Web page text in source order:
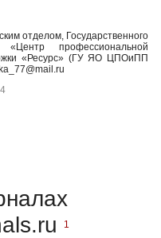
отделом, Государственного
профессиональной
«Ресурс» (ГУ ЯО ЦПОиПП
1